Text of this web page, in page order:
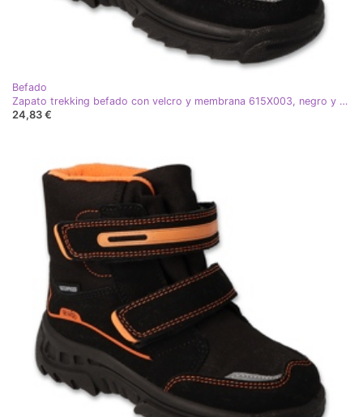
Befado
Zapato trekking befado con velcro y membrana 615X003, negro y rosa
24,83 €